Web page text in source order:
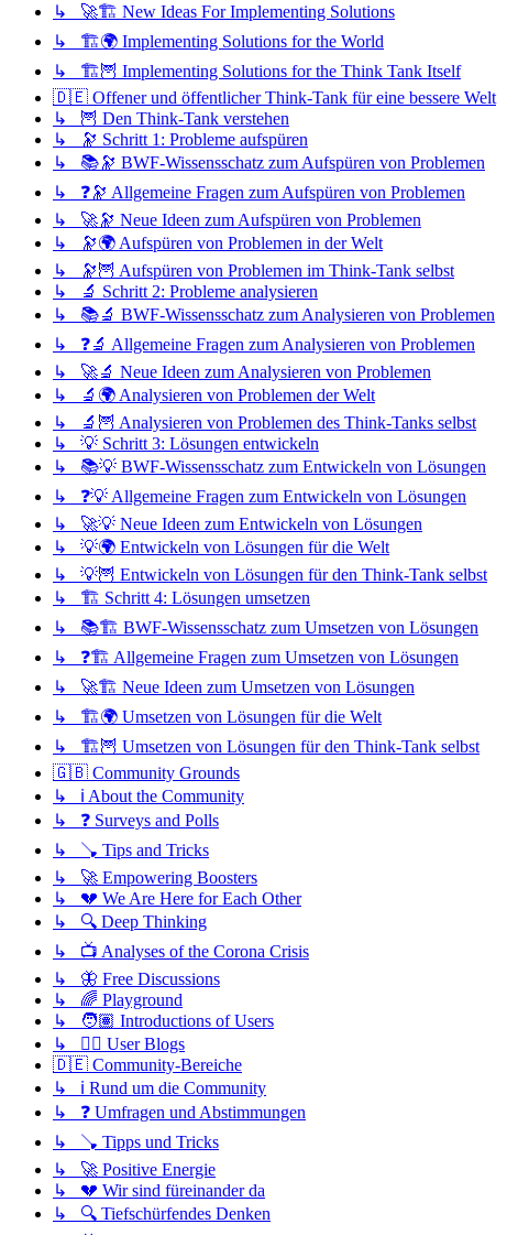
↳ 🚀🏗️ New Ideas For Implementing Solutions
↳ 🏗️🌍 Implementing Solutions for the World
↳ 🏗️🦉 Implementing Solutions for the Think Tank Itself
🇩🇪 Offener und öffentlicher Think-Tank für eine bessere Welt
↳ 🦉 Den Think-Tank verstehen
↳ 🔭 Schritt 1: Probleme aufspüren
↳ 📚🔭 BWF-Wissensschatz zum Aufspüren von Problemen
↳ ❓🔭 Allgemeine Fragen zum Aufspüren von Problemen
↳ 🚀🔭 Neue Ideen zum Aufspüren von Problemen
↳ 🔭🌍 Aufspüren von Problemen in der Welt
↳ 🔭🦉 Aufspüren von Problemen im Think-Tank selbst
↳ 🔬 Schritt 2: Probleme analysieren
↳ 📚🔬 BWF-Wissensschatz zum Analysieren von Problemen
↳ ❓🔬 Allgemeine Fragen zum Analysieren von Problemen
↳ 🚀🔬 Neue Ideen zum Analysieren von Problemen
↳ 🔬🌍 Analysieren von Problemen der Welt
↳ 🔬🦉 Analysieren von Problemen des Think-Tanks selbst
↳ 💡 Schritt 3: Lösungen entwickeln
↳ 📚💡 BWF-Wissensschatz zum Entwickeln von Lösungen
↳ ❓💡 Allgemeine Fragen zum Entwickeln von Lösungen
↳ 🚀💡 Neue Ideen zum Entwickeln von Lösungen
↳ 💡🌍 Entwickeln von Lösungen für die Welt
↳ 💡🦉 Entwickeln von Lösungen für den Think-Tank selbst
↳ 🏗️ Schritt 4: Lösungen umsetzen
↳ 📚🏗️ BWF-Wissensschatz zum Umsetzen von Lösungen
↳ ❓🏗️ Allgemeine Fragen zum Umsetzen von Lösungen
↳ 🚀🏗️ Neue Ideen zum Umsetzen von Lösungen
↳ 🏗️🌍 Umsetzen von Lösungen für die Welt
↳ 🏗️🦉 Umsetzen von Lösungen für den Think-Tank selbst
🇬🇧 Community Grounds
↳ ℹ️ About the Community
↳ ❓ Surveys and Polls
↳ 🪠 Tips and Tricks
↳ 🚀 Empowering Boosters
↳ 💔 We Are Here for Each Other
↳ 🔍 Deep Thinking
↳ 📺 Analyses of the Corona Crisis
↳ 🦋 Free Discussions
↳ 🌈 Playground
↳ 🧑🏽 Introductions of Users
↳ ✍🏽 User Blogs
🇩🇪 Community-Bereiche
↳ ℹ️ Rund um die Community
↳ ❓ Umfragen und Abstimmungen
↳ 🪠 Tipps und Tricks
↳ 🚀 Positive Energie
↳ 💔 Wir sind füreinander da
↳ 🔍 Tiefschürfendes Denken